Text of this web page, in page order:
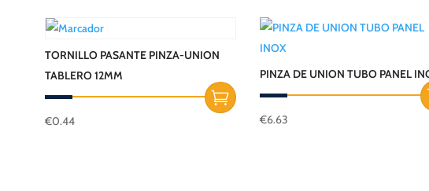
TORNILLO PASANTE PINZA-UNION
TABLERO 12MM
€0.44
PINZA DE UNION TUBO PANEL
€6.63